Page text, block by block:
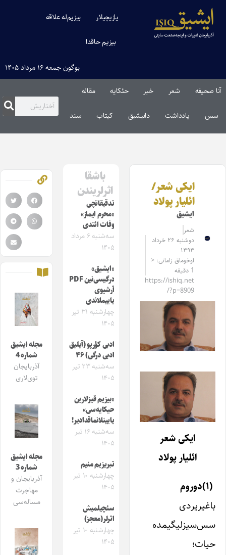
یازیچیلار بیزیم‌له علاقه
بیزیم حاقدا
بوگون جمعه ۱۶ مرداد ۱۴۰۵
آنا صحیفه شعر خبر حئکایه مقاله‌
سس یادداشت دانیشیق کیتاب سند
ایکی شعر/
ائلیار پولاد
ایشیق
شعر
دوشنبه ۲۶ خرداد
۱۳۹۳
اوخوماق زامانی: <
1 دقیقه
https://ishiq.net
/?p=8909
ایکی شعر
ائلیار پولاد
(۱)دوروم
باغیریردی
سس‌سیزلیگیمده
حیات؛
باشقا
اثرلریندن
تدقیقاتچی
«محرم ایماز»
وفات ائتدی
سه‌شنبه ۶ مرداد
۱۴۰۵
«ایشیق»
درگیسی‌نین PDF
آرشیوی
یاییملاندی
چهارشنبه ۳۱ تیر
۱۴۰۵
ادبی کؤرپو (آیلیق
ادبی درگی) ۴۶
سه‌شنبه ۲۳ تیر
۱۴۰۵
«بیزیم قیزلارین
حیکایه‌سی»
یایینلانماقدادیر!
سه‌شنبه ۱۶ تیر
۱۴۰۵
تبریزیم منیم
چهارشنبه ۱۰ تیر
۱۴۰۵
سئچیلمیش
اثرلر(معجز)
چهارشنبه ۱۰ تیر
۱۴۰۵
مجله ایشیق
شماره 4
آذربایجان
توی‌لاری
مجله ایشیق
شماره 3
آذربایجان و
مهاجرت
مساله‌سی